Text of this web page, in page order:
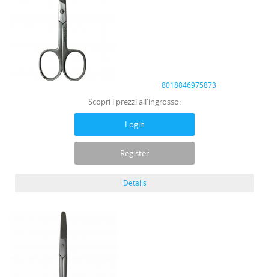
8018846975873
Scopri i prezzi all'ingrosso:
Login
Register
Details